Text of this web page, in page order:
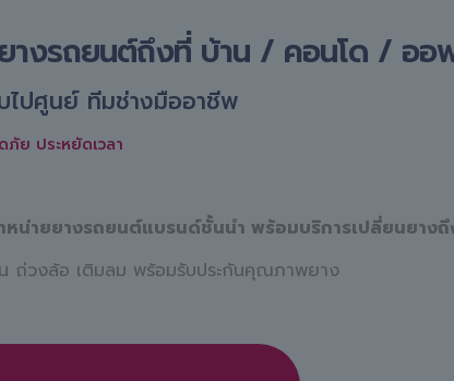
างรถยนต์ถึงที่ บ้าน / คอนโด / อ
ไปศูนย์ ทีมช่างมืออาชีพ
ภัย ประหยัดเวลา
หน่ายยางรถยนต์แบรนด์ชั้นนำ พร้อมบริการเปลี่ยนยาง
ถ่วงล้อ เติมลม พร้อมรับประกันคุณภาพยาง